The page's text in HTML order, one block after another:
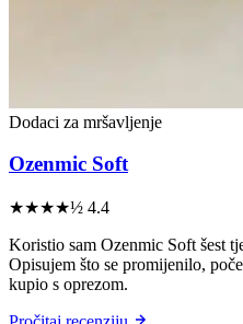
Dodaci za mršavljenje
Ozenmic Soft
★★★★½ 4.4
Koristio sam Ozenmic Soft šest
Opisujem što se promijenilo,
kupio s oprezom.